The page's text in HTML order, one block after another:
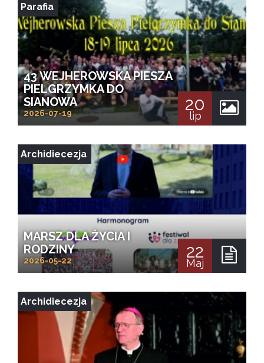
20
lip
43 WEJHEROWSKA PIESZA
PIELGRZYMKA DO
SIANOWA
2026-07-19
Parafia
22
Maj
MARSZ DLA ŻYCIA I
RODZINY
2026-05-22
Archidiecezja
Archidiecezja